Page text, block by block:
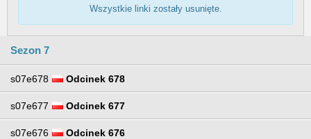
Wszystkie linki zostały usunięte.
Sezon 7
s07e678 Odcinek 678
s07e677 Odcinek 677
s07e676 Odcinek 676